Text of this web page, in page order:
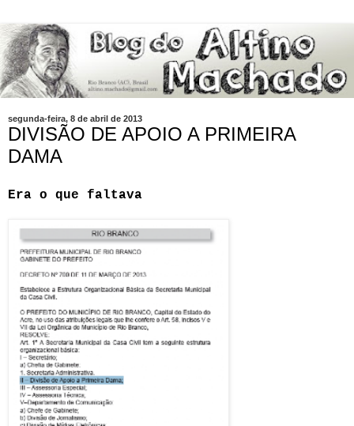
segunda-feira, 8 de abril de 2013
DIVISÃO DE APOIO A PRIMEIRA
DAMA
Era o que faltava